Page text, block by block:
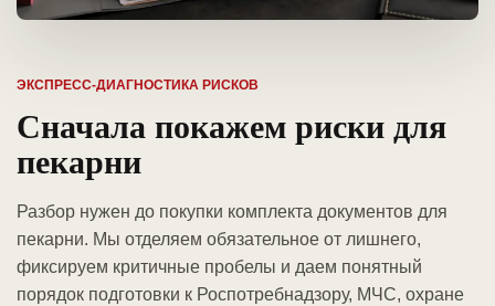
ЭКСПРЕСС-ДИАГНОСТИКА РИСКОВ
Сначала покажем риски для
пекарни
Разбор нужен до покупки комплекта документов для
пекарни. Мы отделяем обязательное от лишнего,
фиксируем критичные пробелы и даем понятный
порядок подготовки к Роспотребнадзору, МЧС, охране